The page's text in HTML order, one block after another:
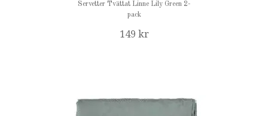
Servetter Tvättat Linne Lily Green 2-
pack
149 kr